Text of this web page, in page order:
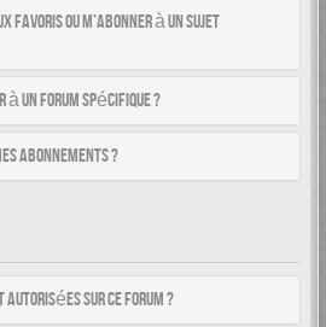
favoris ou m’abonner à un sujet
à un forum spécifique ?
abonnements ?
autorisées sur ce forum ?